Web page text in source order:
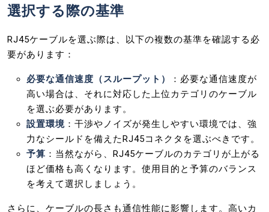
選択する際の基準
RJ45ケーブルを選ぶ際は、以下の複数の基準を確認する必
要があります：
必要な通信速度（スループット）
：必要な通信速度が
高い場合は、それに対応した上位カテゴリのケーブル
を選ぶ必要があります。
設置環境 ：干渉やノイズが発生しやすい環境では、強
力なシールドを備えたRJ45コネクタを選ぶべきです。
予算 ：当然ながら、RJ45ケーブルのカテゴリが上がる
ほど価格も高くなります。使用目的と予算のバランス
を考えて選択しましょう。
さらに、ケーブルの長さも通信性能に影響します。高いカ